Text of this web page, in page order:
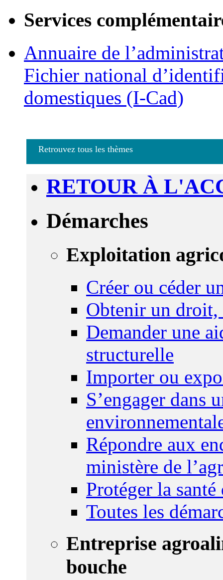
Services
Annuaire de
Fichier national
domestiques (I-Cad)
Retrouvez tous les thèmes
RETOUR À
Démarches
Exploitation
Créer ou céder
Obtenir un droit,
Demander une
structurelle
Importer ou
S’engager dans
Répondre aux
ministère de
Protéger la
Toutes les
Entreprise
bouche